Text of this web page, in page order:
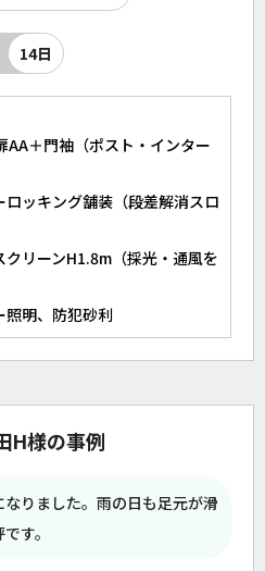
14日
AA＋門袖（ポスト・インター
ッキング舗装（段差解消スロ
リーンH1.8m（採光・通風を
照明、防犯砂利
H様の事例
りました。雨の日も足元が滑
す。